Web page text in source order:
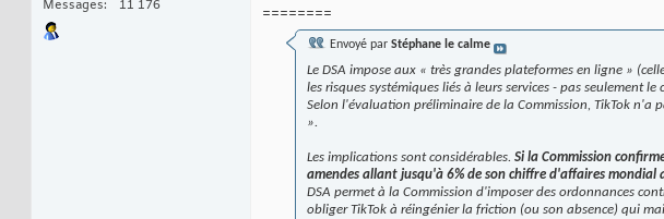
Messages
11 176
========
Envoyé par Stéphane le calme
Le DSA impose aux « très grandes plateformes en ligne »
les risques systémiques liés à leurs services - pas seulement
Selon l'évaluation préliminaire de la Commission, TikTok n'a
».
Les implications sont considérables. Si la Commission
amendes allant jusqu'à 6% de son chiffre d'affaires mondial
DSA permet à la Commission d'imposer des ordonnances
obliger TikTok à réingénier la friction (ou son absence) qui